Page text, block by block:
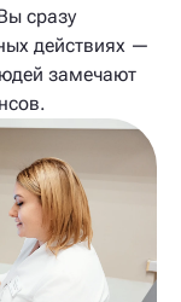
сразу
действиях —
замечают